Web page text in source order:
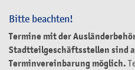
Bitte beachten!
Termine mit der
Stadtteilgeschäftsstellen sind
Terminvereinbarung möglich.